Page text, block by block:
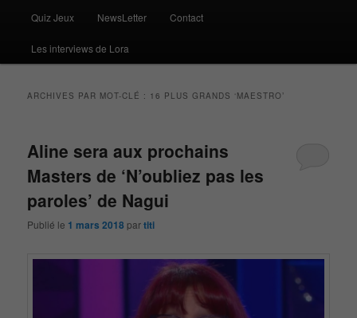
Quiz Jeux NewsLetter Contact
Les interviews de Lora
ARCHIVES PAR MOT-CLÉ : 16 PLUS GRANDS ‘MAESTRO’
Aline sera aux prochains
Masters de ‘N’oubliez pas les
paroles’ de Nagui
Publié le 1 mars 2018 partiti